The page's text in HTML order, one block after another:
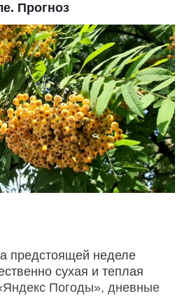
Прогноз
предстоящей неделе
сухая и теплая
Погоды», дневные